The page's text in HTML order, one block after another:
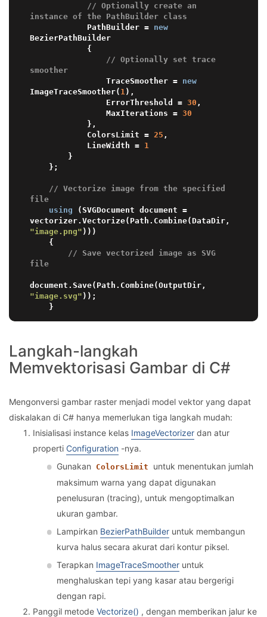
// Optionally create an
instance of the PathBuilder class
            PathBuilder =
new
BezierPathBuilder
// Optionally set trace
smoother
                TraceSmoother =
new
ImageTraceSmoother( 1 ),
                ErrorThreshold =
30 ,
                MaxIterations =
30
            ColorsLimit =
25 ,
            LineWidth =
1
// Vectorize image from the specified
file
using (SVGDocument document =
"image.png" )))
// Save vectorized image as SVG
file
"image.svg" ));
Langkah-langkah
Memvektorisasi Gambar di C#
Mengonversi gambar raster menjadi model vektor yang dapat
diskalakan di C# hanya memerlukan tiga langkah mudah:
Inisialisasi instance kelas ImageVectorizer dan atur
properti Configuration -nya.
Gunakan
ColorsLimit
untuk menentukan jumlah
maksimum warna yang dapat digunakan
penelusuran (tracing), untuk mengoptimalkan
ukuran gambar.
Lampirkan BezierPathBuilder untuk membangun
kurva halus secara akurat dari kontur piksel.
Terapkan ImageTraceSmoother untuk
menghaluskan tepi yang kasar atau bergerigi
dengan rapi.
Panggil metode Vectorize() , dengan memberikan jalur ke